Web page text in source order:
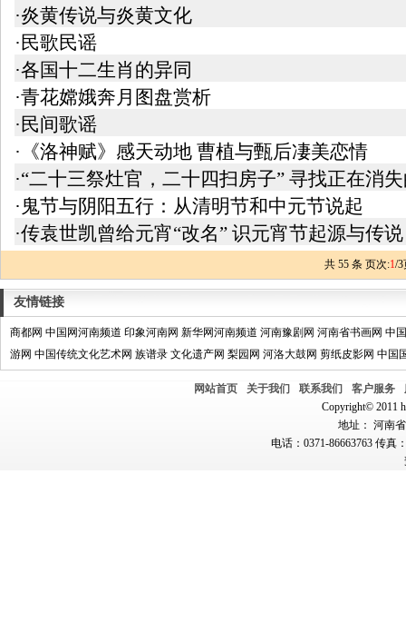
·炎黄传说与炎黄文化
·民歌民谣
·各国十二生肖的异同
·青花嫦娥奔月图盘赏析
·民间歌谣
·《洛神赋》感天动地 曹植与甄后凄美恋情
·“二十三祭灶官，二十四扫房子” 寻找正在消
·鬼节与阴阳五行：从清明节和中元节说起
·传袁世凯曾给元宵“改名” 识元宵节起源与传说
共 55 条 页次:1/3
友情链接
商都网 中国网河南频道 印象河南网 新华网河南频道 河南豫剧网 河南省书画网 中
游网 中国传统文化艺术网 族谱录 文化遗产网 梨园网 河洛大鼓网 剪纸皮影网 中国
网站首页 关于我们 联系我们 客户服务
Copyright© 2011
地址： 河南
电话：0371-86663763 传真